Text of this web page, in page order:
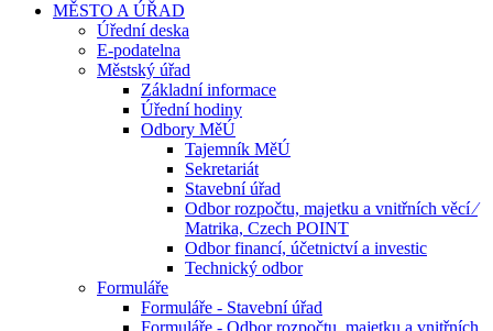
MĚSTO A ÚŘAD
Úřední deska
E-podatelna
Městský úřad
Základní informace
Úřední hodiny
Odbory MěÚ
Tajemník MěÚ
Sekretariát
Stavební úřad
Odbor rozpočtu, majetku a vnitřních věcí ⁄
Matrika, Czech POINT
Odbor financí, účetnictví a investic
Technický odbor
Formuláře
Formuláře - Stavební úřad
Formuláře - Odbor rozpočtu, majetku a vnitřních